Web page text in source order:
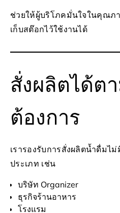
ช่วยให้ผู้บริโภคมั่นใจในคุณ
เก็บสต๊อกไว้ใช้งานได้
สั่งผลิตได้ต
ต้องการ
เรารองรับการสั่งผลิตน้ำดื่มไ
ประเภท เช่น
บริษัท Organizer
ธุรกิจร้านอาหาร
โรงแรม